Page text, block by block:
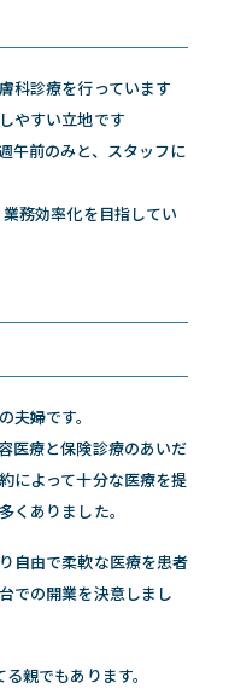
科診療を行っています
やすい立地です
午前のみと、スタッフに
務効率化を目指してい
婦です。
医療と保険診療のあいだ
によって十分な医療を提
くありました。
自由で柔軟な医療を患者
での開業を決意しまし
親でもあります。